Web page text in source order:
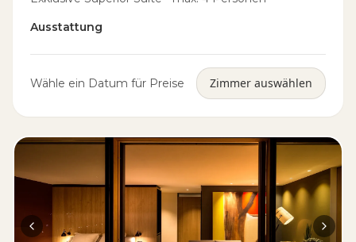
Ausstattung
Wähle ein Datum für Preise Zimmer auswählen